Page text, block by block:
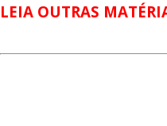
LEIA OUTRAS